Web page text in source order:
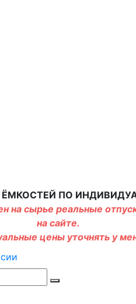
ПО
сырье реальные
на сайте.
цены уточнять у